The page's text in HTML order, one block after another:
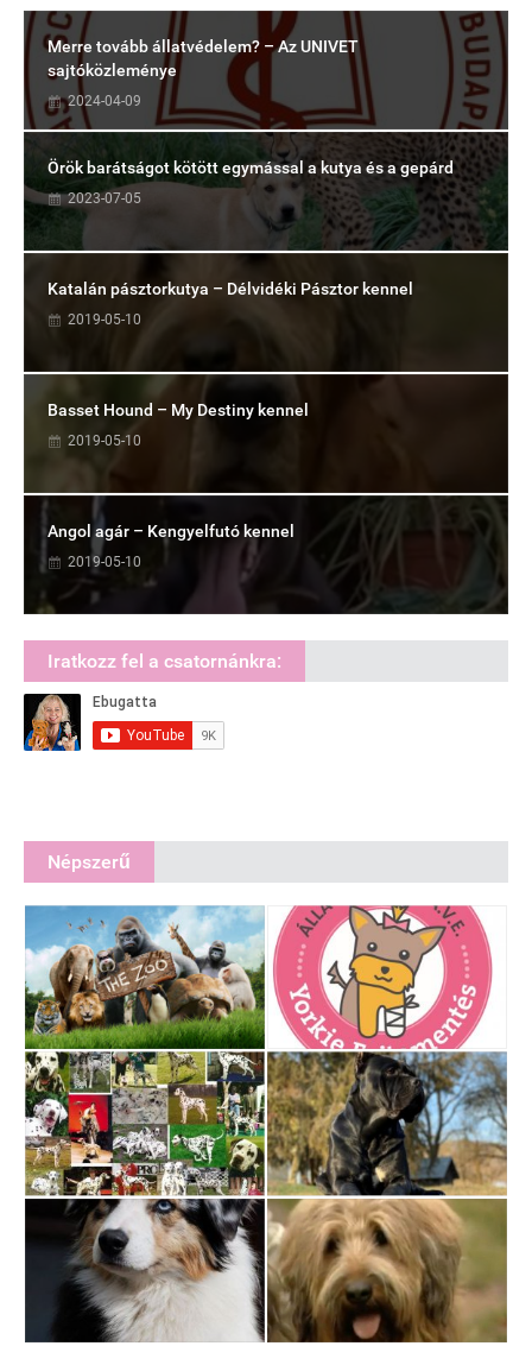
Merre tovább állatvédelem? – Az UNIVET
sajtóközleménye
2024-04-09
Örök barátságot kötött egymással a kutya és a gepárd
2023-07-05
Katalán pásztorkutya – Délvidéki Pásztor kennel
2019-05-10
Basset Hound – My Destiny kennel
2019-05-10
Angol agár – Kengyelfutó kennel
2019-05-10
Iratkozz fel a csatornánkra:
Népszerű